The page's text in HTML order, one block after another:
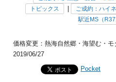
トピックス
ご成約：ハイ
駅近MS（
価格変更：熱海自然郷・海望む・モ
2019/06/27
Pocket